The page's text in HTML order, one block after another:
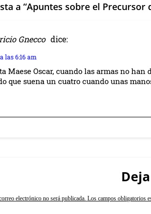
a “Apuntes sobre el Precursor
Gnecco dice:
las 6:16 am
Maese Oscar, cuando las armas no
que suena un cuatro cuando unas
electrónico no será publicada. Los campos obligatorios